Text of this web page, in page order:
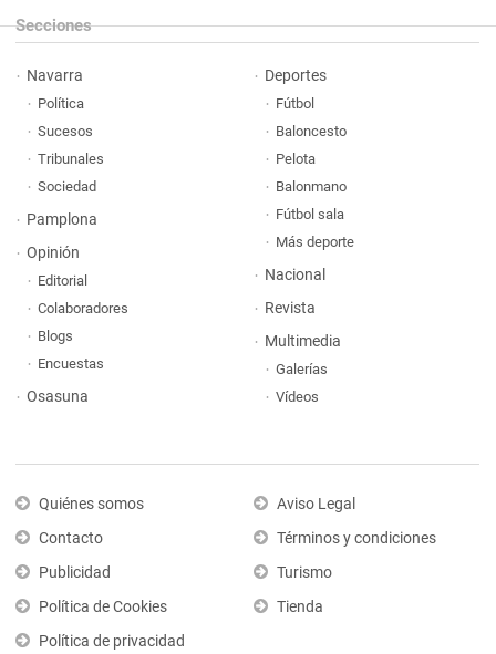
Secciones
Navarra
Política
Sucesos
Tribunales
Sociedad
Pamplona
Opinión
Editorial
Colaboradores
Blogs
Encuestas
Osasuna
Deportes
Fútbol
Baloncesto
Pelota
Balonmano
Fútbol sala
Más deporte
Nacional
Revista
Multimedia
Galerías
Vídeos
Quiénes somos
Contacto
Publicidad
Política de Cookies
Política de privacidad
Aviso Legal
Términos y condiciones
Turismo
Tienda